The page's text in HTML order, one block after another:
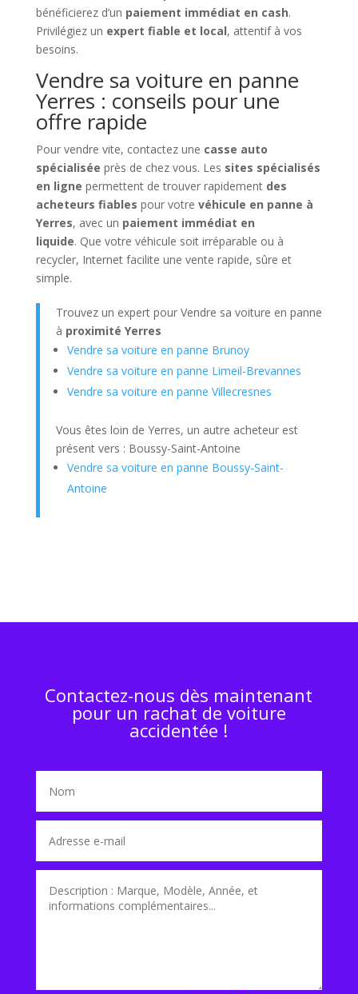
bénéficierez d’un paiement immédiat en cash.
Privilégiez un expert fiable et local, attentif à vos
besoins.
Vendre sa voiture en panne
Yerres : conseils pour une
offre rapide
Pour vendre vite, contactez une casse auto
spécialisée près de chez vous. Les sites spécialisés
en ligne permettent de trouver rapidement des
acheteurs fiables pour votre véhicule en panne à
Yerres, avec un paiement immédiat en
liquide. Que votre véhicule soit irréparable ou à
recycler, Internet facilite une vente rapide, sûre et
simple.
Trouvez un expert pour Vendre sa voiture en panne
à proximité Yerres
Vendre sa voiture en panne Brunoy
Vendre sa voiture en panne Limeil-Brevannes
Vendre sa voiture en panne Villecresnes
Vous êtes loin de Yerres, un autre acheteur est
présent vers : Boussy-Saint-Antoine
Vendre sa voiture en panne Boussy-Saint-
Antoine
Contactez-nous dès maintenant
pour un rachat de voiture
accidentée !